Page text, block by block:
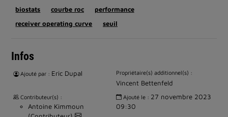
biostats
courbe roc
performance
receiver operating curve
seuil
Infos
Ajouté par : Eric Dupal Propriétaire(s) additionnel(s) :
Vincent Bettenfeld
Contributeur(s) :
Antoine Kimmoun
Ajouté le : 27 novembre 2023
09:30